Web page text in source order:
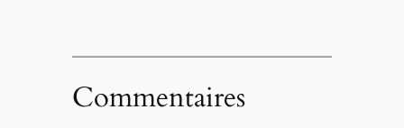
Commentaires